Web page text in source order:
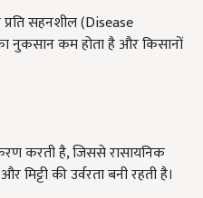
सहनशील (Disease
कम होता है और किसानों
करती है, जिससे रासायनिक
की उर्वरता बनी रहती है।